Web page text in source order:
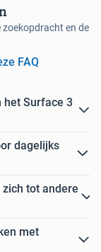
zoekopdracht en de
FAQ
het Surface 3
dagelijks
tot andere
met